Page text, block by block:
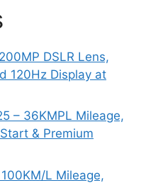
DSLR Lens,
120Hz Display at
– 36KMPL Mileage,
& Premium
L Mileage,